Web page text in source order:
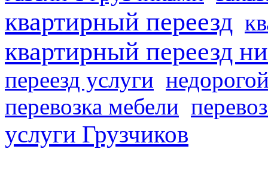
квартирный переезд
квартирный переезд
переезд услуги
перевозка мебели
услуги Грузчиков